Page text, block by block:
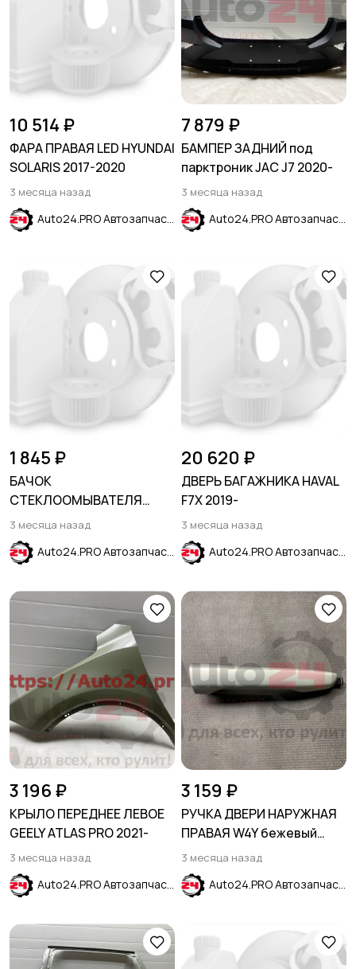
10 514 ₽
ФАРА ПРАВАЯ LED HYUNDAI
SOLARIS 2017-2020
3 месяца назад
Auto24.PRO Автозапчасти
7 879 ₽
БАМПЕР ЗАДНИЙ под
парктроник JAC J7 2020-
3 месяца назад
Auto24.PRO Автозапчасти
1 845 ₽
БАЧОК
СТЕКЛООМЫВАТЕЛЯ
HYUNDAI CRETA 2016-2021
3 месяца назад
Auto24.PRO Автозапчасти
20 620 ₽
ДВЕРЬ БАГАЖНИКА HAVAL
F7X 2019-
3 месяца назад
Auto24.PRO Автозапчасти
3 196 ₽
КРЫЛО ПЕРЕДНЕЕ ЛЕВОЕ
GEELY ATLAS PRO 2021-
3 месяца назад
Auto24.PRO Автозапчасти
3 159 ₽
РУЧКА ДВЕРИ НАРУЖНАЯ
ПРАВАЯ W4Y бежевый
HYUNDAI SOLARIS 2017-
2024
3 месяца назад
Auto24.PRO Автозапчасти